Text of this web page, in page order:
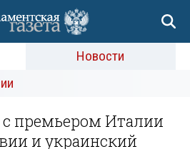
Новости
премьером Италии
и украинский